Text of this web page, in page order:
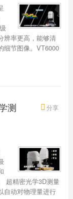
辨率更高，能够清
细节图像。VT6000
分享
测
超精密光学3D测量
自动对物理量进行